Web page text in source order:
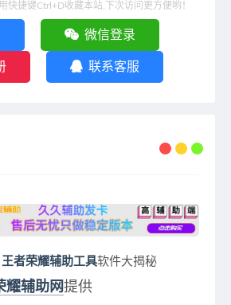
快捷键Ctrl+D收藏本站,下次访问更方便哟！
微信登录
联系客服
王者荣耀辅助工具软件大揭秘
耀辅助网提供